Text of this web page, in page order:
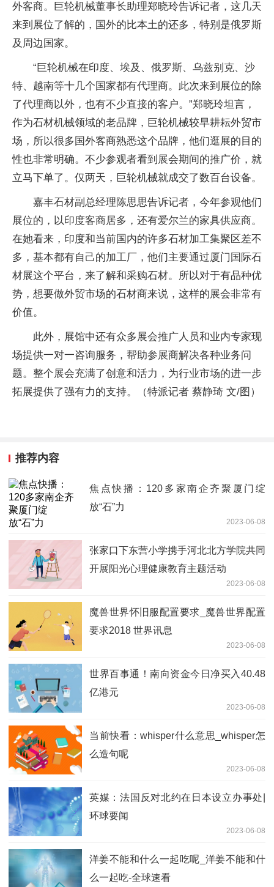
外客商。巨轮机械董事长助理郑晓玲告诉记者，这几天
来到展位了解的，国外的比本土的还多，特别是俄罗斯
及周边国家。
“巨轮机械在印度、埃及、俄罗斯、乌兹别克、沙
特、越南等十几个国家都有代理商。此次来到展位的除
了代理商以外，也有不少直接的客户。”郑晓玲坦言，
作为石材机械领域的老品牌，巨轮机械较早耕耘外贸市
场，所以很多国外客商熟悉这个品牌，他们逛展的目的
性也非常明确。不少参观者看到展会期间的推广价，就
立马下单了。仅两天，巨轮机械就成交了数百台设备。
嘉丰石材副总经理陈思思告诉记者，今年参观他们
展位的，以印度客商居多，还有爱尔兰的家具供应商。
在她看来，印度和当前国内的许多石材加工集聚区差不
多，基本都有自己的加工厂，他们主要通过厦门国际石
材展这个平台，来了解和采购石材。所以对于有品种优
势，想要做外贸市场的石材商来说，这样的展会非常有
价值。
此外，展馆中还有众多展会推广人员和业内专家现
场提供一对一咨询服务，帮助参展商解决各种业务问
题。整个展会充满了创意和活力，为行业市场的进一步
拓展提供了强有力的支持。（特派记者 蔡静琦 文/图）
推荐内容
焦点快播：120多家南企齐聚厦门绽
放“石”力
2023-06-08
张家口下东营小学携手河北北方学院共同
开展阳光心理健康教育主题活动
2023-06-08
魔兽世界怀旧服配置要求_魔兽世界配置
要求2018 世界讯息
2023-06-08
世界百事通！南向资金今日净买入40.48
亿港元
2023-06-08
当前快看：whisper什么意思_whisper怎
么造句呢
2023-06-08
英媒：法国反对北约在日本设立办事处|
环球要闻
2023-06-08
洋姜不能和什么一起吃呢_洋姜不能和什
么一起吃-全球速看